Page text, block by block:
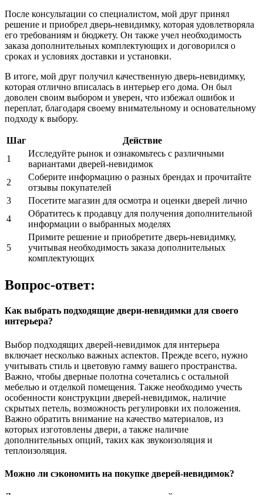
После консультации со специалистом, мой друг принял
решение и приобрел дверь-невидимку, которая удовлетворяла
его требованиям и бюджету. Он также учел необходимость
заказа дополнительных комплектующих и договорился о
сроках и условиях доставки и установки.
В итоге, мой друг получил качественную дверь-невидимку,
которая отлично вписалась в интерьер его дома. Он был
доволен своим выбором и уверен, что избежал ошибок и
переплат, благодаря своему внимательному и основательному
подходу к выбору.
Шаг
Действие
1
Исследуйте рынок и ознакомьтесь с различными
вариантами дверей-невидимок
2
Соберите информацию о разных брендах и прочитайте
отзывы покупателей
3
Посетите магазин для осмотра и оценки дверей лично
4
Обратитесь к продавцу для получения дополнительной
информации о выбранных моделях
5
Примите решение и приобретите дверь-невидимку,
учитывая необходимость заказа дополнительных
комплектующих
Вопрос-ответ:
Как выбрать подходящие двери-невидимки для своего
интерьера?
Выбор подходящих дверей-невидимок для интерьера
включает несколько важных аспектов. Прежде всего, нужно
учитывать стиль и цветовую гамму вашего пространства.
Важно, чтобы дверные полотна сочетались с остальной
мебелью и отделкой помещения. Также необходимо учесть
особенности конструкции дверей-невидимок, наличие
скрытых петель, возможность регулировки их положения.
Важно обратить внимание на качество материалов, из
которых изготовлены двери, а также наличие
дополнительных опций, таких как звукоизоляция и
теплоизоляция.
Можно ли сэкономить на покупке дверей-невидимок?